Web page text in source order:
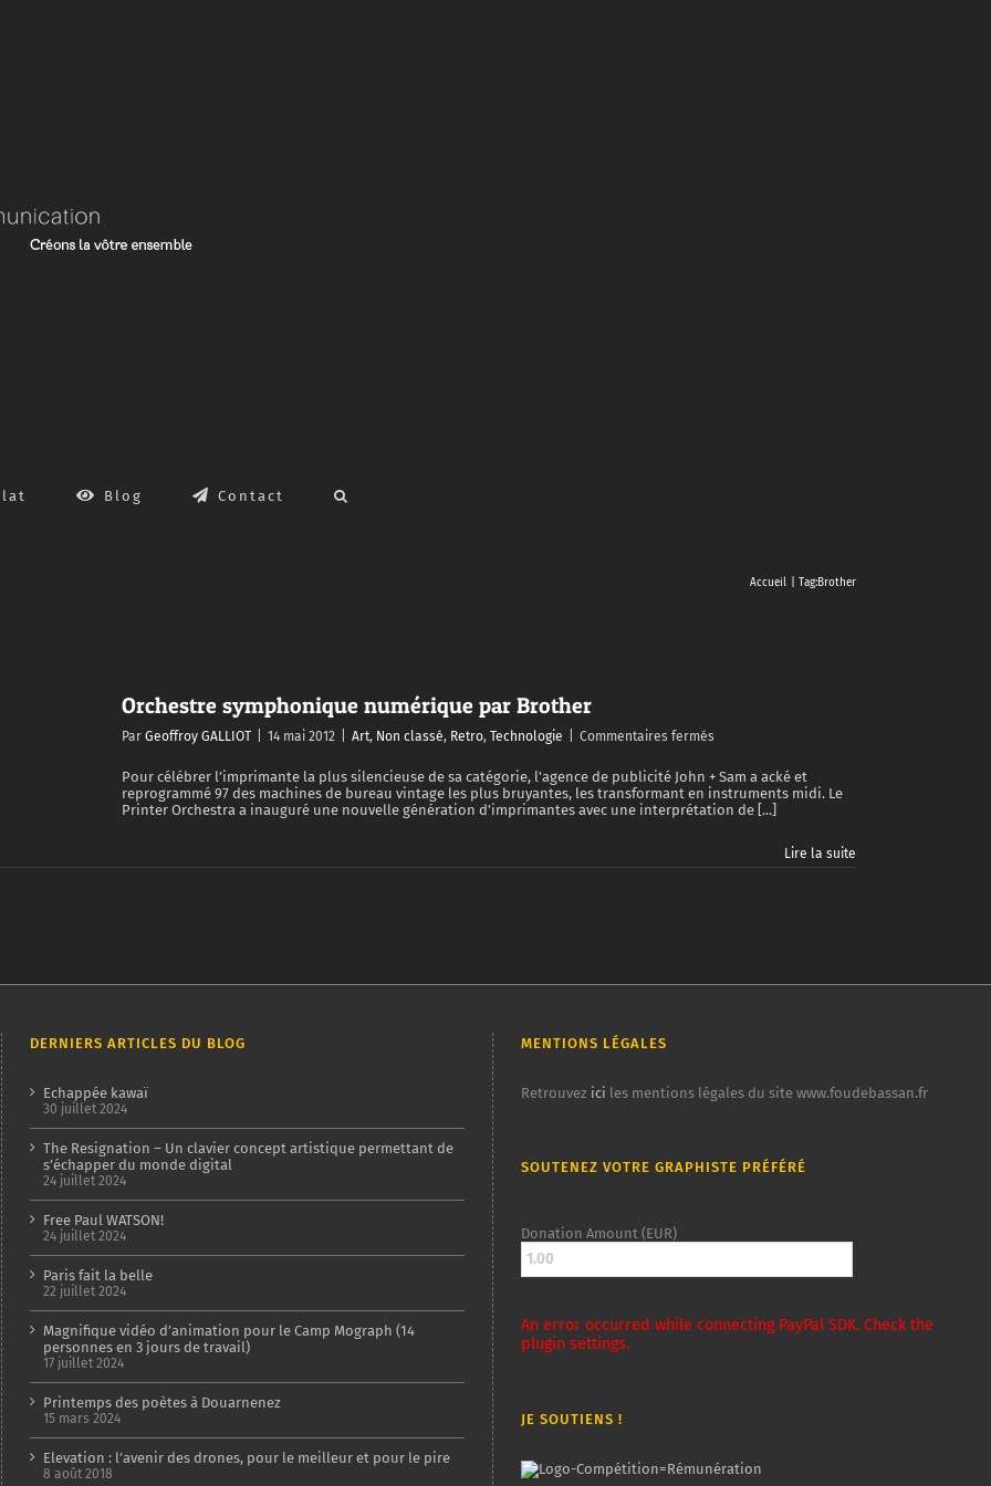
Blog Contact
Accueil Tag:Brother
Orchestre symphonique numérique par Brother
Par Geoffroy GALLIOT 14 mai 2012 Art, Non classé, Retro, Technologie Commentaires fermés
symphonique
numérique
par
Pour célébrer l’imprimante la plus silencieuse de sa catégorie, l'agence de publicité John + Sam a acké et
reprogrammé 97 des machines de bureau vintage les plus bruyantes, les transformant en instruments midi. Le
Printer Orchestra a inauguré une nouvelle génération d’imprimantes avec une interprétation de [...]
Lire la suite
DERNIERS ARTICLES DU BLOG
Echappée kawaï
30 juillet 2024
The Resignation – Un clavier concept artistique permettant de
s’échapper du monde digital
24 juillet 2024
Free Paul WATSON!
24 juillet 2024
Paris fait la belle
22 juillet 2024
Magnifique vidéo d’animation pour le Camp Mograph (14
personnes en 3 jours de travail)
17 juillet 2024
Printemps des poètes à Douarnenez
15 mars 2024
Elevation : l’avenir des drones, pour le meilleur et pour le pire
8 août 2018
MENTIONS LÉGALES
Retrouvez ici les mentions légales du site www.foudebassan.fr
SOUTENEZ VOTRE GRAPHISTE PRÉFÉRÉ
Donation Amount (EUR)
An error occurred while connecting PayPal SDK. Check the
plugin settings.
JE SOUTIENS !